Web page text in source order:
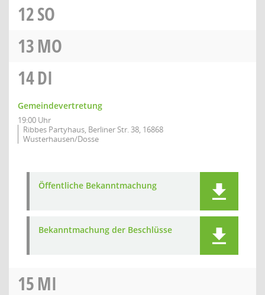
12SO
13MO
14DI
Gemeindevertretung
19:00 Uhr
Ribbes Partyhaus, Berliner Str. 38, 16868
Wusterhausen/Dosse
Öffentliche Bekanntmachung
Bekanntmachung der Beschlüsse
15MI